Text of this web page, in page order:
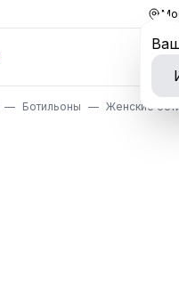
Ботильоны Женские